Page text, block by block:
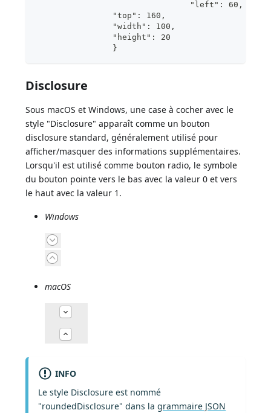
                }
Disclosure
Sous macOS et Windows, une case à cocher avec le
style "Disclosure" apparaît comme un bouton
disclosure standard, généralement utilisé pour
afficher/masquer des informations supplémentaires.
Lorsqu'il est utilisé comme bouton radio, le symbole
du bouton pointe vers le bas avec la valeur 0 et vers
le haut avec la valeur 1.
Windows
macOS
INFO
Le style Disclosure est nommé
"roundedDisclosure" dans lagrammaire JSON